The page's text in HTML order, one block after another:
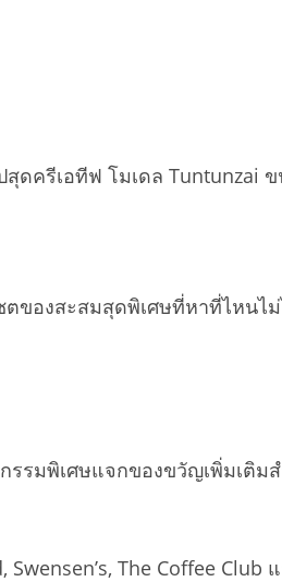
ดครีเอทีฟ โมเดล Tuntunzai
ตของสะสมสุดพิเศษที่หาที่ไหนไ
มพิเศษแจกของขวัญเพิ่มเติม
The Coffee Club